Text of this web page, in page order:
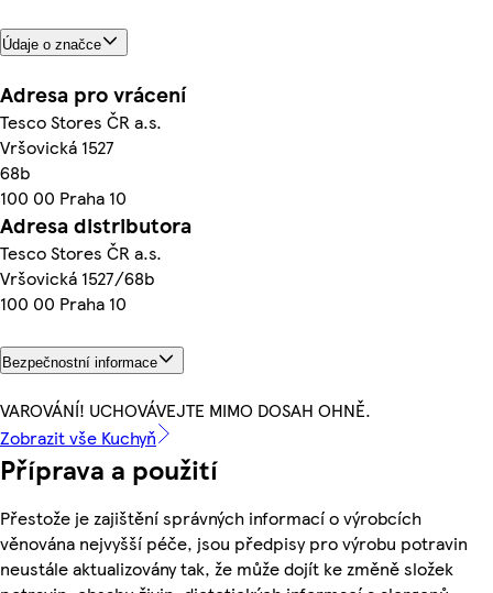
Údaje o značce
Adresa pro vrácení
Tesco Stores ČR a.s.
Vršovická 1527
68b
100 00 Praha 10
Adresa distributora
Tesco Stores ČR a.s.
Vršovická 1527/68b
100 00 Praha 10
Bezpečnostní informace
VAROVÁNÍ! UCHOVÁVEJTE MIMO DOSAH OHNĚ.
Zobrazit vše Kuchyň
Příprava a použití
Přestože je zajištění správných informací o výrobcích
věnována nejvyšší péče, jsou předpisy pro výrobu potravin
neustále aktualizovány tak, že může dojít ke změně složek